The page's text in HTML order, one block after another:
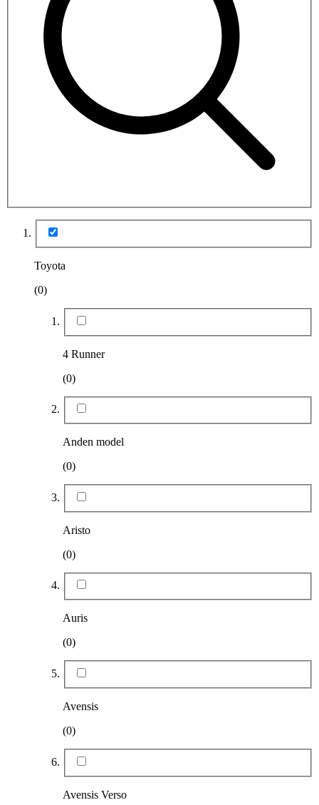
Toyota
(0)
4 Runner
(0)
Anden model
(0)
Aristo
(0)
Auris
(0)
Avensis
(0)
Avensis Verso